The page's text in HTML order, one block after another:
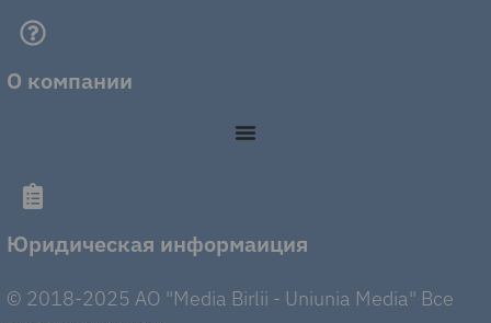
О компании
Юридическая информаиция
© 2018-2025 AO "Media Birlii - Uniunia Media" Все